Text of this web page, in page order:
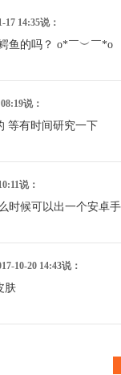
17 14:35说：
鱼的吗？ o*￣︶￣*o
说：
等有时间研究一下
说：
时候可以出一个安卓
10-20 14:43说：
肤